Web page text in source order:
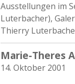
Ausstellungen im
Luterbacher),
Thierry
Marie-Theres
14. Oktober 2001